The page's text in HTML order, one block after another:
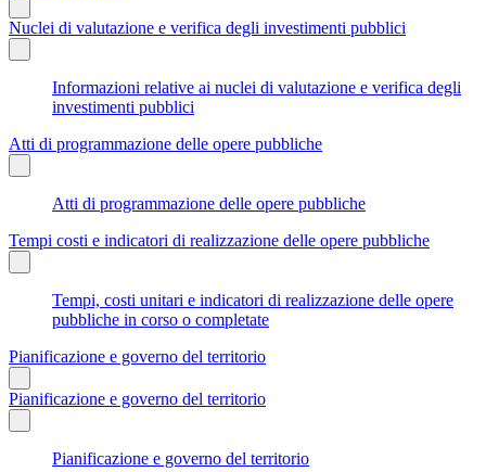
Nuclei di valutazione e verifica degli investimenti pubblici
Informazioni relative ai nuclei di valutazione e verifica degli
investimenti pubblici
Atti di programmazione delle opere pubbliche
Atti di programmazione delle opere pubbliche
Tempi costi e indicatori di realizzazione delle opere pubbliche
Tempi, costi unitari e indicatori di realizzazione delle opere
pubbliche in corso o completate
Pianificazione e governo del territorio
Pianificazione e governo del territorio
Pianificazione e governo del territorio